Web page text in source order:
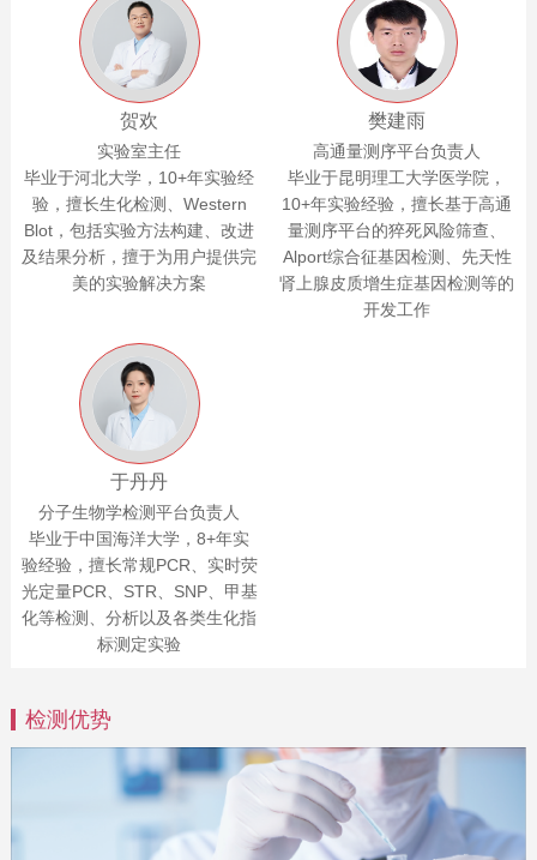
贺欢
实验室主任
毕业于河北大学，10+年实验经
验，擅长生化检测、Western
Blot，包括实验方法构建、改进
及结果分析，擅于为用户提供完
美的实验解决方案
樊建雨
高通量测序平台负责人
毕业于昆明理工大学医学院，
10+年实验经验，擅长基于高通
量测序平台的猝死风险筛查、
Alport综合征基因检测、先天性
肾上腺皮质增生症基因检测等的
开发工作
于丹丹
分子生物学检测平台负责人
毕业于中国海洋大学，8+年实
验经验，擅长常规PCR、实时荧
光定量PCR、STR、SNP、甲基
化等检测、分析以及各类生化指
标测定实验
检测优势